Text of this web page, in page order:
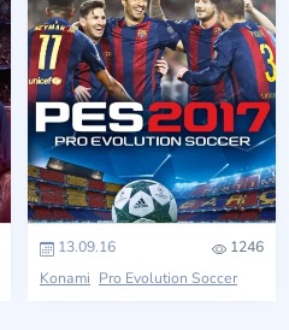
13.09.16
1246
Konami Pro Evolution Soccer